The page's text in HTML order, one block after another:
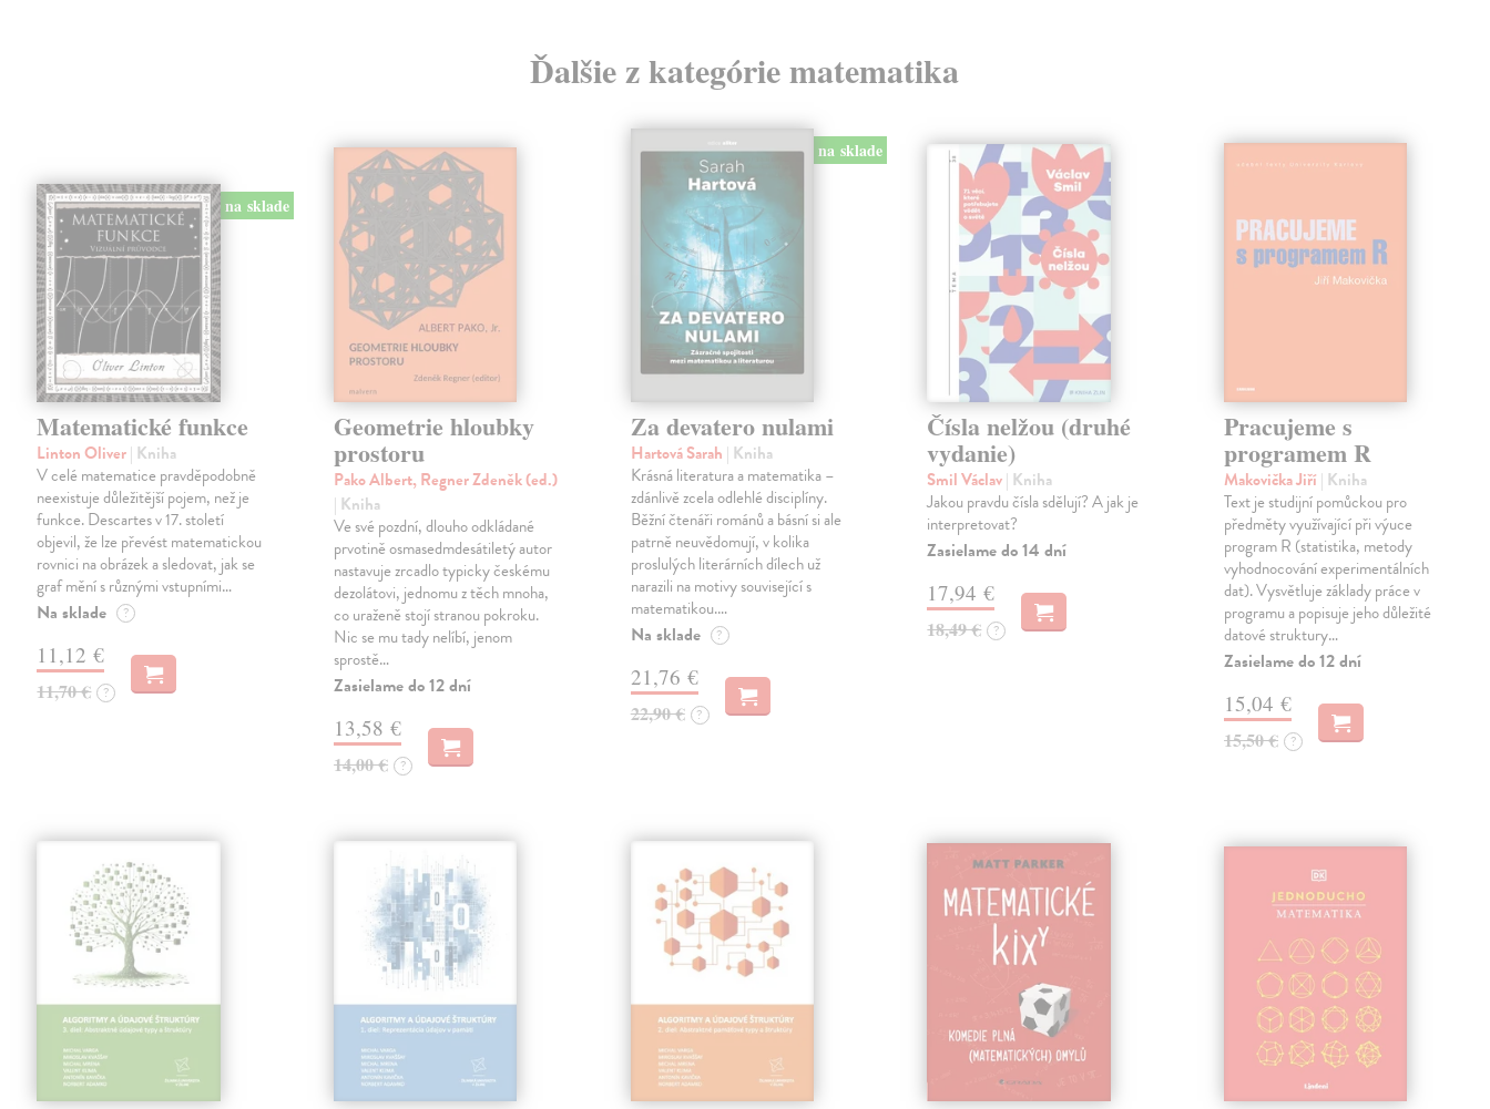
Ďalšie z kategórie matematika
na sklade
Matematické funkce
Linton Oliver| Kniha
V celé matematice pravděpodobně
neexistuje důležitější pojem, než je
funkce. Descartes v 17. století
objevil, že lze převést matematickou
rovnici na obrázek a sledovat, jak se
graf mění s různými vstupními…
Na sklade ?
11,12 €
11,70 € ?
Geometrie hloubky
prostoru
Pako Albert, Regner Zdeněk (ed.)
| Kniha
Ve své pozdní, dlouho odkládané
prvotině osmasedmdesátiletý autor
nastavuje zrcadlo typicky českému
dezolátovi, jednomu z těch mnoha,
co uraženě stojí stranou pokroku.
Nic se mu tady nelíbí, jenom
sprostě…
Zasielame do 12 dní
13,58 €
14,00 € ?
na sklade
Za devatero nulami
Hartová Sarah | Kniha
Krásná literatura a matematika –
zdánlivě zcela odlehlé disciplíny.
Běžní čtenáři románů a básní si ale
patrně neuvědomují, v kolika
proslulých literárních dílech už
narazili na motivy související s
matematikou.…
Na sklade ?
21,76 €
22,90 € ?
Čísla nelžou (druhé
vydanie)
Smil Václav| Kniha
Jakou pravdu čísla sdělují? A jak je
interpretovat?
Zasielame do 14 dní
17,94 €
18,49 € ?
Pracujeme s
programem R
Makovička Jiří | Kniha
Text je studijní pomůckou pro
předměty využívající při výuce
program R (statistika, metody
vyhodnocování experimentálních
dat). Vysvětluje základy práce v
programu a popisuje jeho důležité
datové struktury…
Zasielame do 12 dní
15,04 €
15,50 € ?